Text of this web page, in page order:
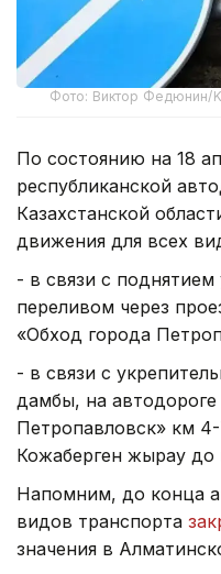
Фото: Виктор Федюнин/
По состоянию на 18
республиканской
Казахстанской
движения для всех
- в связи с
переливом через
«Обход города
- в связи с
дамбы, на
Петропавловск» км
Кожаберген жырау до
Напомним, до конца
видов транспорта
значения в